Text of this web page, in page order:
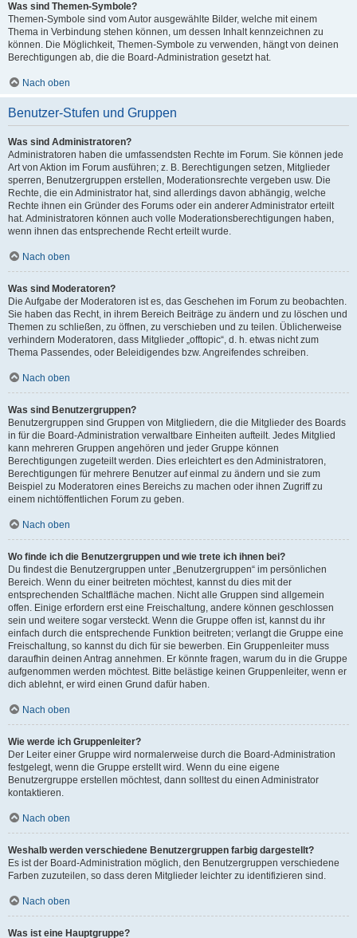
Was sind Themen-Symbole?
Themen-Symbole sind vom Autor ausgewählte Bilder, welche mit einem
Thema in Verbindung stehen können, um dessen Inhalt kennzeichnen zu
können. Die Möglichkeit, Themen-Symbole zu verwenden, hängt von deinen
Berechtigungen ab, die die Board-Administration gesetzt hat.
Nach oben
Benutzer-Stufen und Gruppen
Was sind Administratoren?
Administratoren haben die umfassendsten Rechte im Forum. Sie können jede
Art von Aktion im Forum ausführen; z. B. Berechtigungen setzen, Mitglieder
sperren, Benutzergruppen erstellen, Moderationsrechte vergeben usw. Die
Rechte, die ein Administrator hat, sind allerdings davon abhängig, welche
Rechte ihnen ein Gründer des Forums oder ein anderer Administrator erteilt
hat. Administratoren können auch volle Moderationsberechtigungen haben,
wenn ihnen das entsprechende Recht erteilt wurde.
Nach oben
Was sind Moderatoren?
Die Aufgabe der Moderatoren ist es, das Geschehen im Forum zu beobachten.
Sie haben das Recht, in ihrem Bereich Beiträge zu ändern und zu löschen und
Themen zu schließen, zu öffnen, zu verschieben und zu teilen. Üblicherweise
verhindern Moderatoren, dass Mitglieder „offtopic“, d. h. etwas nicht zum
Thema Passendes, oder Beleidigendes bzw. Angreifendes schreiben.
Nach oben
Was sind Benutzergruppen?
Benutzergruppen sind Gruppen von Mitgliedern, die die Mitglieder des Boards
in für die Board-Administration verwaltbare Einheiten aufteilt. Jedes Mitglied
kann mehreren Gruppen angehören und jeder Gruppe können
Berechtigungen zugeteilt werden. Dies erleichtert es den Administratoren,
Berechtigungen für mehrere Benutzer auf einmal zu ändern und sie zum
Beispiel zu Moderatoren eines Bereichs zu machen oder ihnen Zugriff zu
einem nichtöffentlichen Forum zu geben.
Nach oben
Wo finde ich die Benutzergruppen und wie trete ich ihnen bei?
Du findest die Benutzergruppen unter „Benutzergruppen“ im persönlichen
Bereich. Wenn du einer beitreten möchtest, kannst du dies mit der
entsprechenden Schaltfläche machen. Nicht alle Gruppen sind allgemein
offen. Einige erfordern erst eine Freischaltung, andere können geschlossen
sein und weitere sogar versteckt. Wenn die Gruppe offen ist, kannst du ihr
einfach durch die entsprechende Funktion beitreten; verlangt die Gruppe eine
Freischaltung, so kannst du dich für sie bewerben. Ein Gruppenleiter muss
daraufhin deinen Antrag annehmen. Er könnte fragen, warum du in die Gruppe
aufgenommen werden möchtest. Bitte belästige keinen Gruppenleiter, wenn er
dich ablehnt, er wird einen Grund dafür haben.
Nach oben
Wie werde ich Gruppenleiter?
Der Leiter einer Gruppe wird normalerweise durch die Board-Administration
festgelegt, wenn die Gruppe erstellt wird. Wenn du eine eigene
Benutzergruppe erstellen möchtest, dann solltest du einen Administrator
kontaktieren.
Nach oben
Weshalb werden verschiedene Benutzergruppen farbig dargestellt?
Es ist der Board-Administration möglich, den Benutzergruppen verschiedene
Farben zuzuteilen, so dass deren Mitglieder leichter zu identifizieren sind.
Nach oben
Was ist eine Hauptgruppe?